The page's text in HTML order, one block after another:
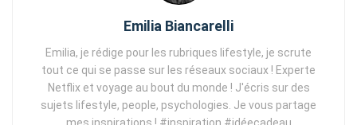
Emilia Biancarelli
Emilia, je rédige pour les rubriques lifestyle, je scrute
tout ce qui se passe sur les réseaux sociaux ! Experte
Netflix et voyage au bout du monde ! J'écris sur des
sujets lifestyle, people, psychologies. Je vous partage